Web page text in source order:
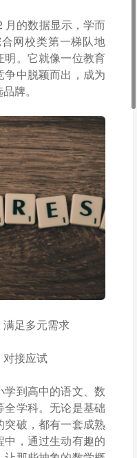
月的数据显示，学而
网校类第一梯队地
明。它就像一位教育
中脱颖而出，成为
牌。
足多元需求
对接应试
到高中的语文、数
学科。无论是基础
突破，都有一套成熟
，通过生动有趣的